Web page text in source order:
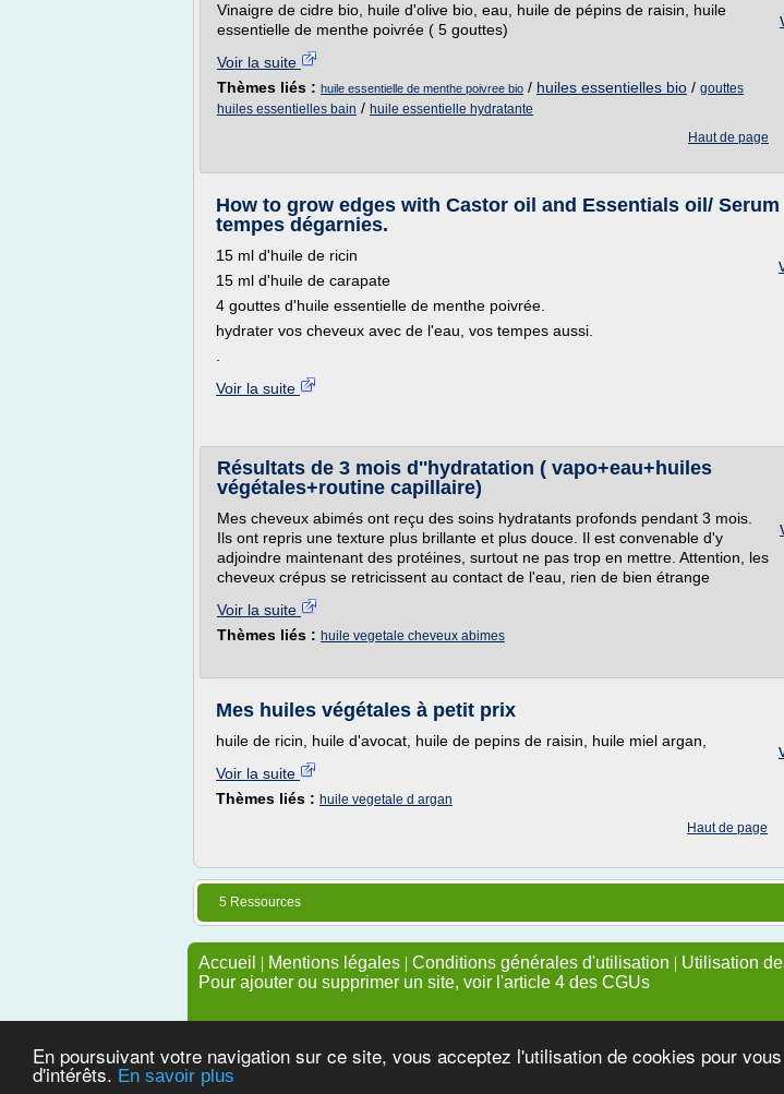
En poursuivant votre navigation sur ce site, vous acceptez l'utilisation de cookies pour
d'intérêts. En savoir plus
Vinaigre de cidre bio, huile d'olive bio, eau, huile de pépins de raisin, huile
essentielle de menthe poivrée ( 5 gouttes)
Voir la suite
Thèmes liés : huile essentielle de menthe poivree bio / huiles essentielles bio / gouttes
huiles essentielles bain / huile essentielle hydratante
Haut de page
How to grow edges with Castor oil and Essentials oil/
tempes dégarnies.
15 ml d'huile de ricin
15 ml d'huile de carapate
4 gouttes d'huile essentielle de menthe poivrée.
hydrater vos cheveux avec de l'eau, vos tempes aussi.
Voir la suite
Résultats de 3 mois d''hydratation ( vapo+eau+huiles
végétales+routine capillaire)
Mes cheveux abimés ont reçu des soins hydratants profonds pendant 3 mois.
Ils ont repris une texture plus brillante et plus douce. Il est convenable d'y
adjoindre maintenant des protéines, surtout ne pas trop en mettre. Attention, les
cheveux crépus se retricissent au contact de l'eau, rien de bien étrange
Voir la suite
Thèmes liés : huile vegetale cheveux abimes
Mes huiles végétales à petit prix
huile de ricin, huile d'avocat, huile de pepins de raisin, huile miel argan,
Voir la suite
Thèmes liés : huile vegetale d argan
Haut de page
5 Ressources
Accueil | Mentions légales | Conditions générales d'utilisation | Utilisation
Pour ajouter ou supprimer un site, voir l'article 4 des CGUs